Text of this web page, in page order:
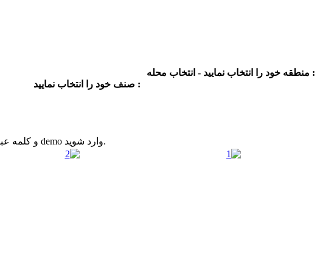
منطقه خود را انتخاب نمایید - انتخاب محله :
صنف خود را انتخاب نمایید :
کاربر گرامی؛برای مشاهده دموی هر یک از بخشها با نام کاربری demo و کلمه عبور demo وارد شوید.